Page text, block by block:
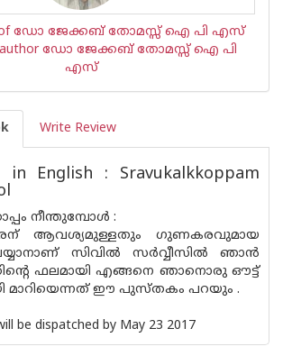
of ഡോ ജേക്കബ് തോമസ്സ് ഐ പി എസ്
author ഡോ ജേക്കബ് തോമസ്സ് ഐ പി
എസ്
Write Review
in English : Sravukalkkoppam
നീന്തുമ്പോള്‍ :
ആവശ്യമുള്ളതും ഗുണകരവുമായ
സിവിൽ സർവ്വീസിൽ ഞാൻ
ഫലമായി എങ്ങനെ ഞാനൊരു ഔട്ട്
ഈ പുസ്തകം പറയും .
be dispatched by May 23 2017